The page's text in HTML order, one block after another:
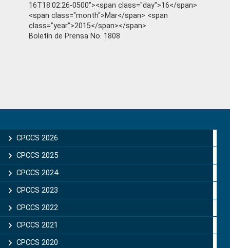
16T18:02:26-0500"><span class="day">16</span>
<span class="month">Mar</span> <span
class="year">2015</span></span>
Boletín de Prensa No. 1808
Sidebar
CPCCS 2026
CPCCS 2025
CPCCS 2024
CPCCS 2023
CPCCS 2022
CPCCS 2021
CPCCS 2020